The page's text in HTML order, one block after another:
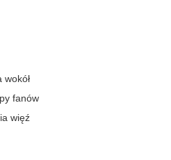
fanów
więź